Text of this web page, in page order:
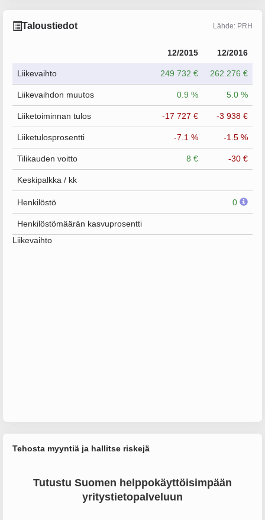
Taloustiedot Lähde: PRH
12/2015 12/2016
Liikevaihto 249 732 € 262 276 €
Liikevaihdon muutos 0.9 % 5.0 %
Liiketoiminnan tulos -17 727 € -3 938 €
Liiketulosprosentti -7.1 % -1.5 %
Tilikauden voitto 8 € -30 €
Keskipalkka / kk
Henkilöstö 0
Henkilöstömäärän kasvuprosentti
Liikevaihto
Tehosta myyntiä ja hallitse riskejä
Tutustu Suomen helppokäyttöisimpään
yritystietopalveluun